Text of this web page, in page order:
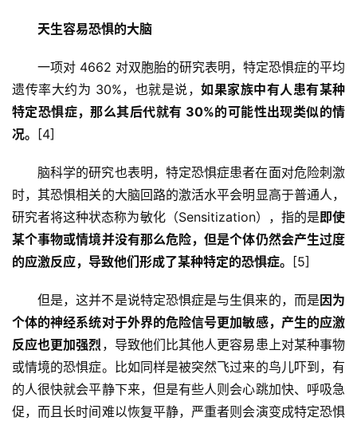
天生容易恐惧的大脑
一项对 4662 对双胞胎的研究表明，特定恐惧症的平均
遗传率大约为 30%，也就是说， 如果家族中有人患有某种
特定恐惧症，那么其后代就有 30%的可能性出现类似的情
况。
[4]
脑科学的研究也表明，特定恐惧症患者在面对危险刺激
时，其恐惧相关的大脑回路的激活水平会明显高于普通人，
研究者将这种状态称为敏化（Sensitization），指的是即使
某个事物或情境并没有那么危险，但是个体仍然会产生过度
的应激反应，导致他们形成了某种特定的恐惧症。
[5]
但是，这并不是说特定恐惧症是与生俱来的，而是 因为
个体的神经系统对于外界的危险信号更加敏感，产生的应激
反应也更加强烈 ，导致他们比其他人更容易患上对某种事物
或情境的恐惧症。比如同样是被突然飞过来的鸟儿吓到，有
的人很快就会平静下来，但是有些人则会心跳加快、呼吸急
促，而且长时间难以恢复平静，严重者则会演变成特定恐惧